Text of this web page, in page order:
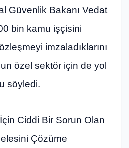
Güvenlik Bakanı Vedat
bin kamu işçisini
imzaladıklarını
özel sektör için de yol
söyledi.
Ciddi Bir Sorun Olan
Çözüme